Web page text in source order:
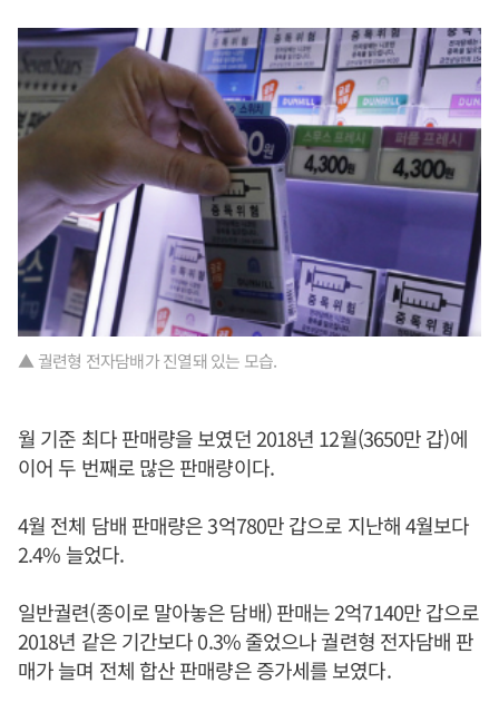
▲ 궐련형 전자담배가 진열돼 있는 모습.
월 기준 최다 판매량을 보였던 2018년 12월(3650만 갑)에
이어 두 번째로 많은 판매량이다.
4월 전체 담배 판매량은 3억780만 갑으로 지난해 4월보다
2.4% 늘었다.
일반궐련(종이로 말아놓은 담배) 판매는 2억7140만 갑으로
2018년 같은 기간보다 0.3% 줄었으나 궐련형 전자담배 판
매가 늘며 전체 합산 판매량은 증가세를 보였다.